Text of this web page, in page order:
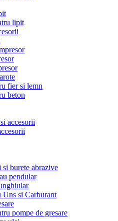
lipit
fier si lemn
beton
accesorii
burete abrazive
pendular
Uns si Carburant
pompe de gresare